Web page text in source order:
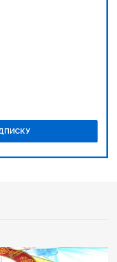
Football и Phygital
«титанового»